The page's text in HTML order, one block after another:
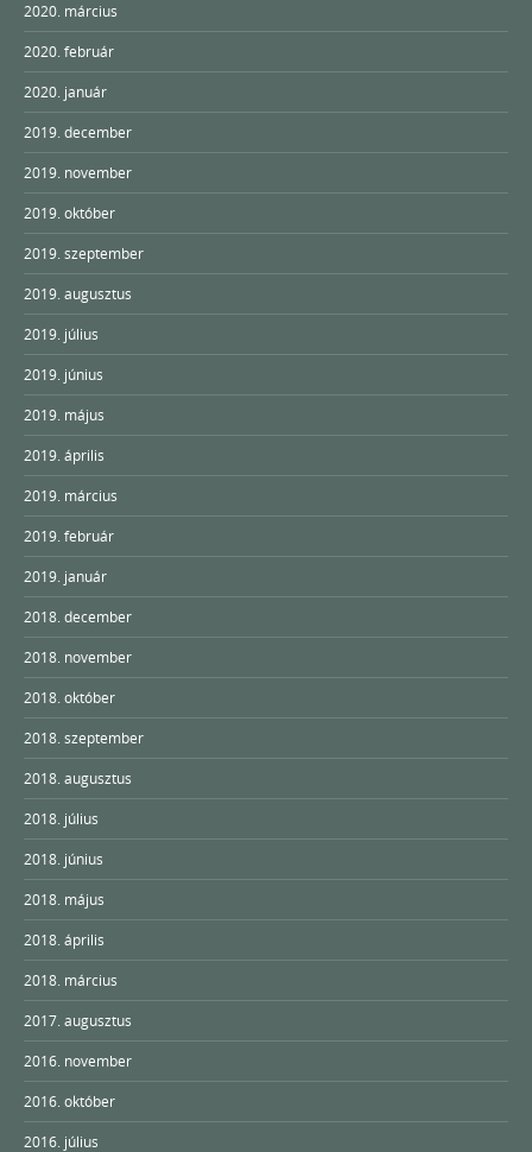
2020. március
2020. február
2020. január
2019. december
2019. november
2019. október
2019. szeptember
2019. augusztus
2019. július
2019. június
2019. május
2019. április
2019. március
2019. február
2019. január
2018. december
2018. november
2018. október
2018. szeptember
2018. augusztus
2018. július
2018. június
2018. május
2018. április
2018. március
2017. augusztus
2016. november
2016. október
2016. július